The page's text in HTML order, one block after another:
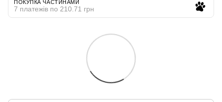
ПОКУПКА ЧАСТИНАМИ
7 платежів по 210.71 грн